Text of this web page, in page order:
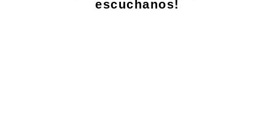
escuchanos!